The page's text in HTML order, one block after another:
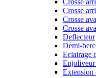
Crosse
Crosse
Crosse
Crosse
Deflecteur
Demi-
Eclairage
Enjoliveur
Extension